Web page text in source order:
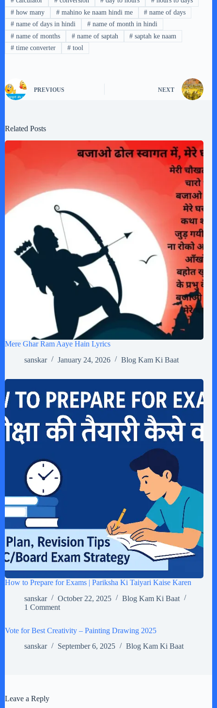
#how many #mahino ke naam hindi me # name of days
#name of days in hindi #name of month in hindi
#name of months #name of saptah # saptah ke naam
#time converter #tool
PREVIOUS NEXT
Related Posts
Mere Ghar Ram Aaye Hain Lyrics
sanskar
January 24, 2026 Blog Kam Ki Baat
How to Prepare for Exams | Pariksha Ki Taiyari Kaise Karen
sanskar
October 22, 2025
Blog Kam Ki Baat
1 Comment
Vote for Best Creativity – Painting Drawing 2025
sanskar
September 6, 2025 Blog Kam Ki Baat
Leave a Reply